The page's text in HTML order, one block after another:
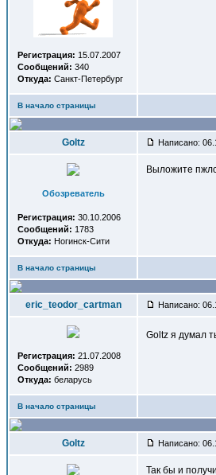
Регистрация: 15.07.2007
Сообщений: 340
Откуда: Санкт-Петербург
В начало страницы
Goltz Написано:
Обозреватель
Регистрация: 30.10.2006
Сообщений: 1783
Откуда: Ногинск-Сити
Выложите
В начало страницы
eric_teodor_cartman Написано:
Регистрация: 21.07.2008
Сообщений: 2989
Откуда: беларусь
Goltz я думал
В начало страницы
Goltz Написано:
Так бы и